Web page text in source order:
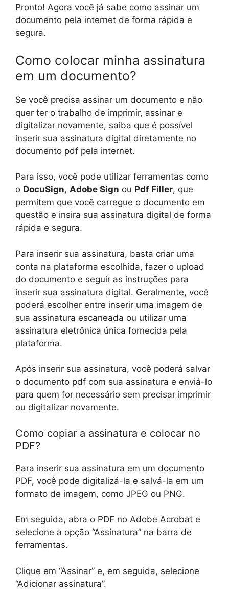
Pronto! Agora você já sabe como assinar um
documento pela internet de forma rápida e
segura.
Como colocar minha assinatura
em um documento?
Se você precisa assinar um documento e não
quer ter o trabalho de imprimir, assinar e
digitalizar novamente, saiba que é possível
inserir sua assinatura digital diretamente no
documento pdf pela internet.
Para isso, você pode utilizar ferramentas como
o DocuSign, Adobe Sign ou Pdf Filler, que
permitem que você carregue o documento em
questão e insira sua assinatura digital de forma
rápida e segura.
Para inserir sua assinatura, basta criar uma
conta na plataforma escolhida, fazer o upload
do documento e seguir as instruções para
inserir sua assinatura digital. Geralmente, você
poderá escolher entre inserir uma imagem de
sua assinatura escaneada ou utilizar uma
assinatura eletrônica única fornecida pela
plataforma.
Após inserir sua assinatura, você poderá salvar
o documento pdf com sua assinatura e enviá-lo
para quem for necessário sem precisar imprimir
ou digitalizar novamente.
Como copiar a assinatura e colocar no
PDF?
Para inserir sua assinatura em um documento
PDF, você pode digitalizá-la e salvá-la em um
formato de imagem, como JPEG ou PNG.
Em seguida, abra o PDF no Adobe Acrobat e
selecione a opção “Assinatura” na barra de
ferramentas.
Clique em “Assinar” e, em seguida, selecione
“Adicionar assinatura”.